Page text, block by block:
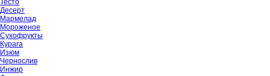
Тесто
Десерт
Мармелад
Мороженое
Сухофрукты
Курага
Изюм
Чернослив
Инжир